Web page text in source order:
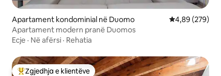
Apartament kondominial në Duomo Vlerësimi
4,89 (279)
Apartament modern pranë Duomos
Ecje · Në afërsi · Rehatia
Zgjedhja e klientëve